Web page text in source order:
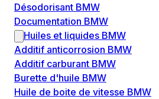
Désodorisant BMW
Documentation BMW
Huiles et liquides BMW
Additif anticorrosion BMW
Additif carburant BMW
Burette d'huile BMW
Huile de boite de vitesse BMW